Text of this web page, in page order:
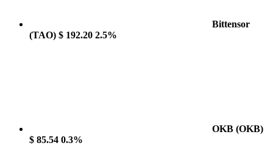
Bittensor
(TAO) $ 192.20 2.5%
OKB (OKB)
$ 85.54 0.3%